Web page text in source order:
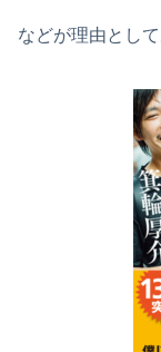
などが理由とし